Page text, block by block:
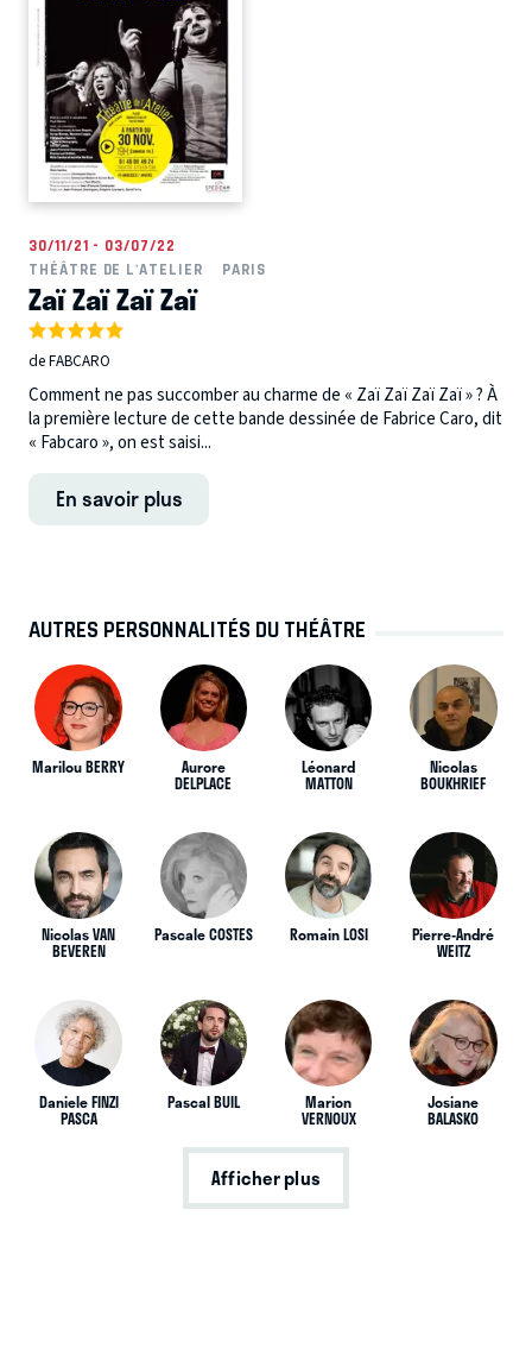
30/11/21 - 03/07/22
THÉÂTRE DE L'ATELIER
PARIS
Zaï Zaï Zaï Zaï
de FABCARO
Comment ne pas succomber au charme de « Zaï Zaï Zaï Zaï » ? À
la première lecture de cette bande dessinée de Fabrice Caro, dit
« Fabcaro », on est saisi...
En savoir plus
AUTRES PERSONNALITÉS DU THÉÂTRE
Marilou BERRY Aurore
DELPLACE
Léonard
MATTON
Nicolas
BOUKHRIEF
Nicolas VAN
BEVEREN
Pascale COSTES Romain LOSI Pierre-André
WEITZ
Daniele FINZI
PASCA
Pascal BUIL Marion
VERNOUX
Josiane
BALASKO
Afficher plus